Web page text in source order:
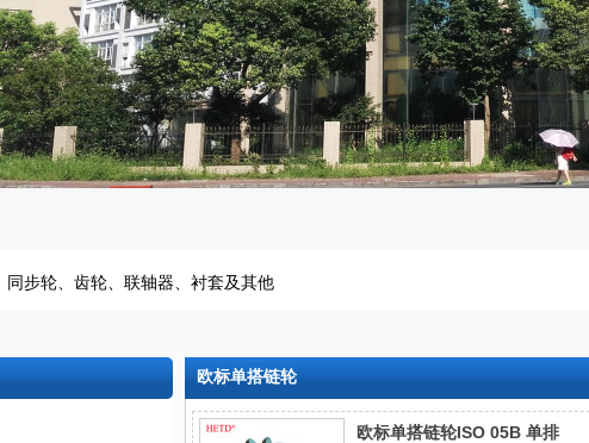
同步轮、 齿轮、 联轴器、 衬套及其他
欧标单搭链轮
欧标单搭链轮ISO 05B 单排